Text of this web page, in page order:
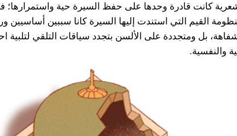
كانت قادرة وحدها على حفظ السيرة حية واستمرارها؛
القيم التي استندت إليها السيرة كانا سببين أساسيين
شفاهة، بل ومتجددة على الألسن بتجدد سياقات التلقي لتلبية
والنفسية.